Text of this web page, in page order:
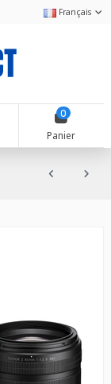
Français
0
Panier